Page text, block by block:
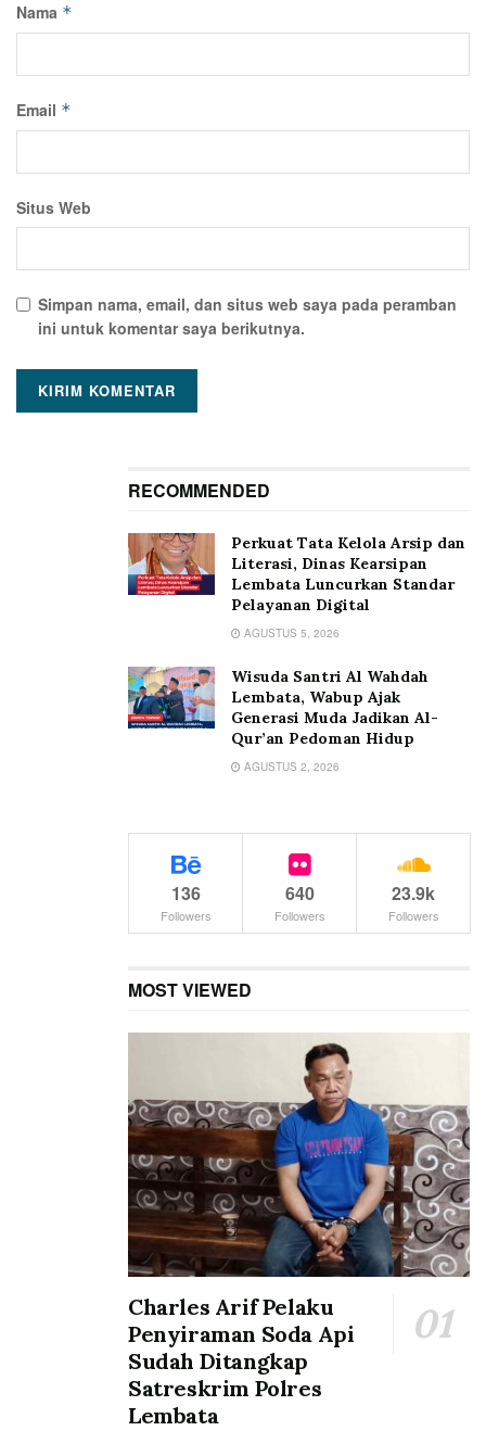
Nama *
Email *
Situs Web
Simpan nama, email, dan situs web saya pada peramban
ini untuk komentar saya berikutnya.
RECOMMENDED
Perkuat Tata Kelola Arsip dan
Literasi, Dinas Kearsipan
Lembata Luncurkan Standar
Pelayanan Digital
AGUSTUS 5, 2026
Wisuda Santri Al Wahdah
Lembata, Wabup Ajak
Generasi Muda Jadikan Al-
Qur’an Pedoman Hidup
AGUSTUS 2, 2026
136
Followers
640
Followers
23.9k
Followers
MOST VIEWED
Charles Arif Pelaku
Penyiraman Soda Api
Sudah Ditangkap
Satreskrim Polres
Lembata